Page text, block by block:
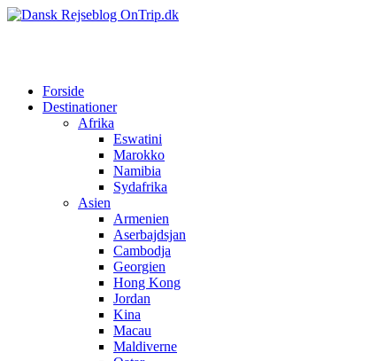
Forside
Destinationer
Afrika
Eswatini
Marokko
Namibia
Sydafrika
Asien
Armenien
Aserbajdsjan
Cambodja
Georgien
Hong Kong
Jordan
Kina
Macau
Maldiverne